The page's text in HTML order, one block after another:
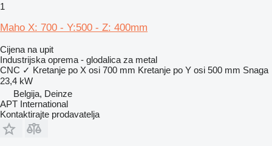
1
Maho X: 700 - Y:500 - Z: 400mm
Cijena na upit
Industrijska oprema - glodalica za metal
CNC ✓ Kretanje po X osi 700 mm Kretanje po Y osi 500 mm Snaga
23,4 kW
Belgija, Deinze
APT International
Kontaktirajte prodavatelja